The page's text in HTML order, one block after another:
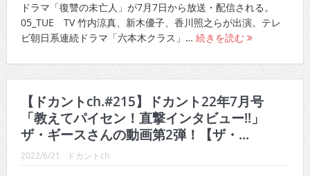
ドラマ「復讐の未亡人」が7月7日から放送・配信される。
05_TUE TV 竹内涼真、新木優子、香川照之らが出演。テレ
ビ朝日系連続ドラマ「六本木クラス」… 続きを読む
【ドカントch.#215】ドカント22年7月号
「教えてパイセン！直撃インタビュー!!」
ザ・ギースさんの動画第2弾！【ザ・...
2022/6/21 ドカントch